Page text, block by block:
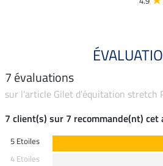
7 évaluations
sur l'article Gilet d'équitation stretch
7 client(s) sur 7 recommande(nt) cet
5 Etoiles
4 Etoiles